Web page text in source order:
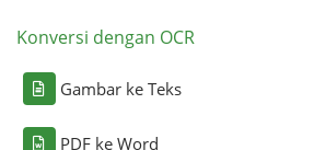
Konversi dengan OCR
Gambar ke Teks
PDF ke Word